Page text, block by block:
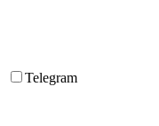
Telegram